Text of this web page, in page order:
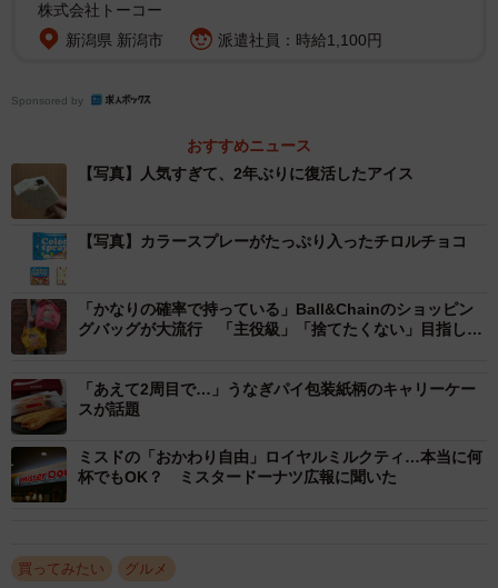
カラースプレーを使ったメーカーや、商品そのものを販売
この春はカラースプレーを押し出した商品が続出。再販希
望の声を受けて2年ぶりに再販された赤城乳業の『トッピン
ぎゅ～！』（3月24日～）や、チロルチョコのその名も『カ
ラースプレー』（4月13日～）、セブン-イレブンのよくば
りサンドシリーズの『カラーチョコ＆ホイップ』（3月31日
～沖縄以外で順次）だ。
株式会社トーコー
新潟県 新潟市
派遣社員：時給1,100円
Sponsored by
おすすめニュース
【写真】人気すぎて、2年ぶりに復活したアイス
【写真】カラースプレーがたっぷり入ったチロルチョコ
「かなりの確率で持っている」Ball&Chainのショッピン
グバッグが大流行 「主役級」「捨てたくない」目指し人
「あえて2周目で…」うなぎパイ包装紙柄のキャリーケー
スが話題
ミスドの「おかわり自由」ロイヤルミルクティ…本当に何
杯でもOK？ ミスタードーナツ広報に聞いた
買ってみたい グルメ